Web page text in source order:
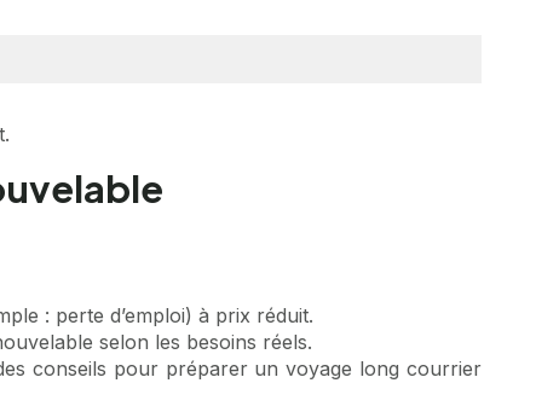
: perte d’emploi) à prix réduit.
selon les besoins réels.
conseils pour préparer un voyage long courrier